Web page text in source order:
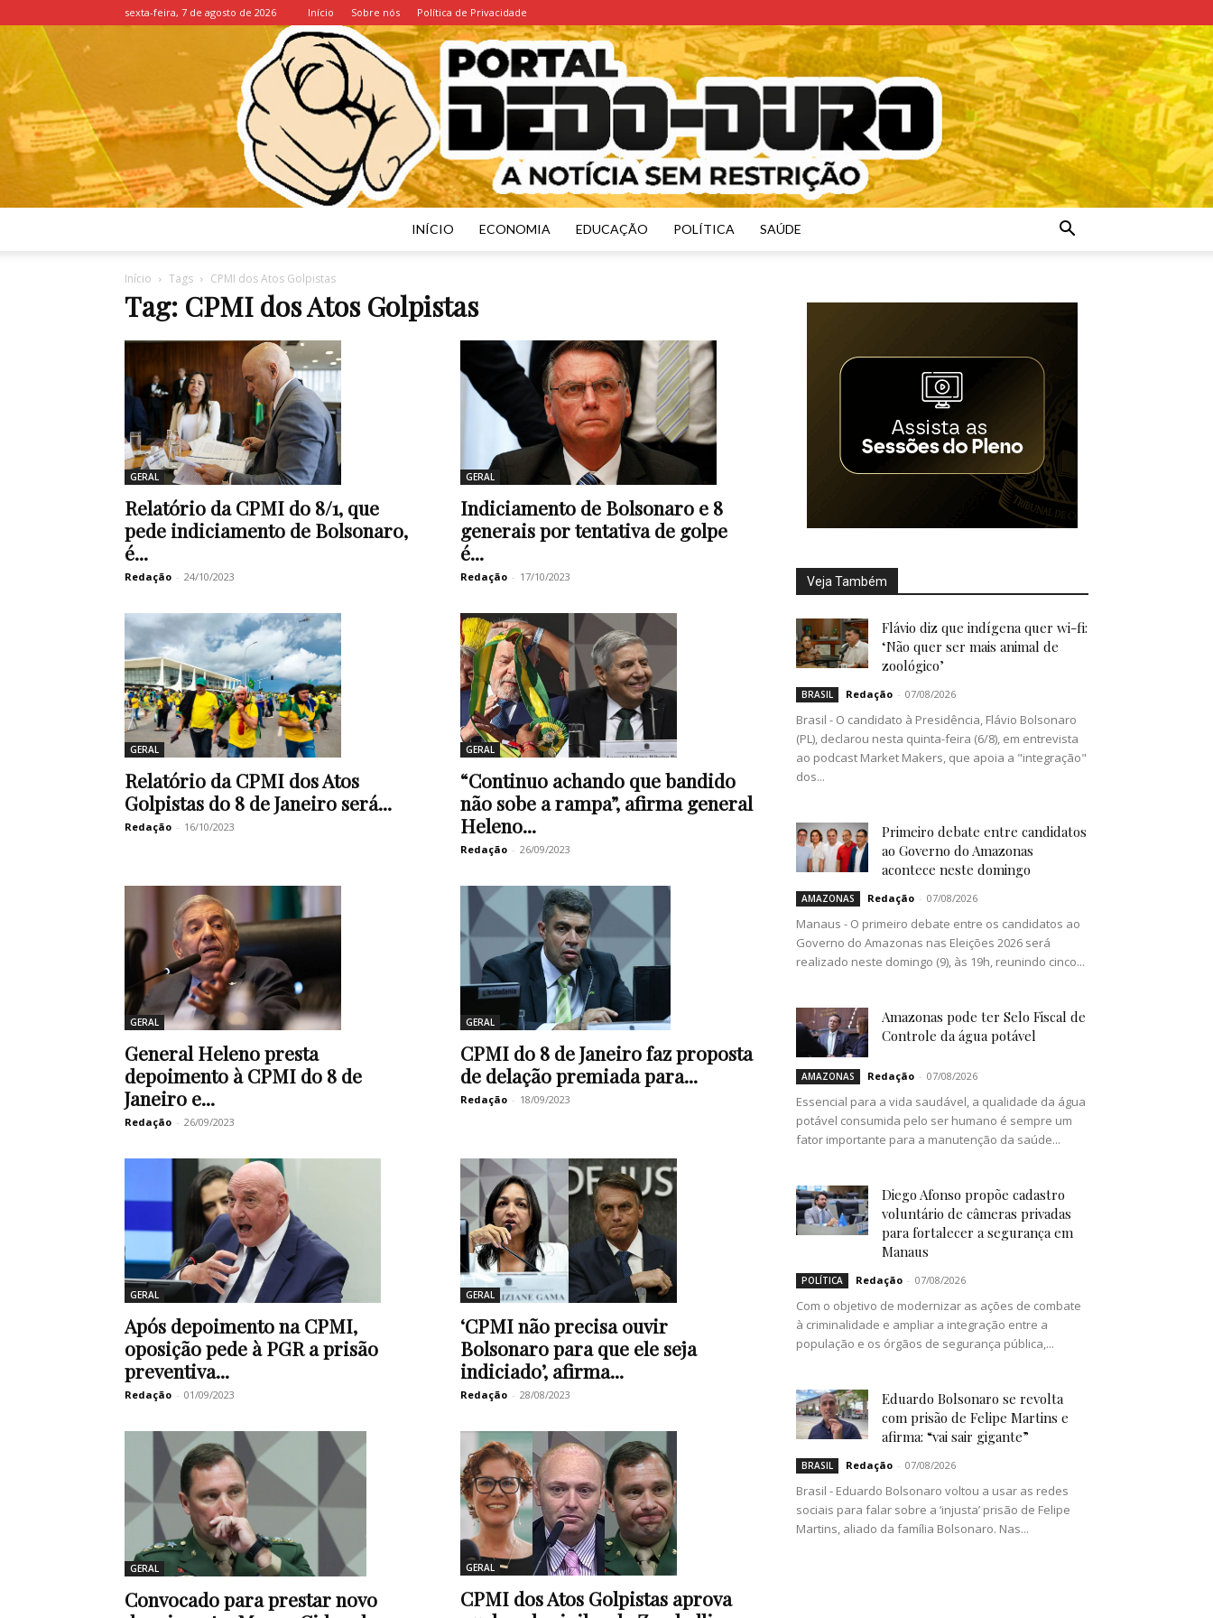
sexta-feira, 7 de agosto de 2026 Início Sobre nós Política de Privacidade
Dedo
Duro
INÍCIO ECONOMIA EDUCAÇÃO POLÍTICA SAÚDE
Início Tags CPMI dos Atos Golpistas
Tag: CPMI dos Atos Golpistas
GERAL
Relatório da CPMI do 8/1, que
pede indiciamento de Bolsonaro,
é...
Redação - 24/10/2023
GERAL
Indiciamento de Bolsonaro e 8
generais por tentativa de golpe
é...
Redação - 17/10/2023
GERAL
Relatório da CPMI dos Atos
Golpistas do 8 de Janeiro será...
Redação - 16/10/2023
GERAL
“Continuo achando que bandido
não sobe a rampa”, afirma general
Heleno...
Redação - 26/09/2023
GERAL
General Heleno presta
depoimento à CPMI do 8 de
Janeiro e...
Redação - 26/09/2023
GERAL
CPMI do 8 de Janeiro faz proposta
de delação premiada para...
Redação - 18/09/2023
GERAL
Após depoimento na CPMI,
oposição pede à PGR a prisão
preventiva...
Redação - 01/09/2023
GERAL
‘CPMI não precisa ouvir
Bolsonaro para que ele seja
indiciado’, afirma...
Redação - 28/08/2023
GERAL
Convocado para prestar novo
GERAL
CPMI dos Atos Golpistas aprova
Veja Também
Flávio diz que indígena quer wi-fi:
‘Não quer ser mais animal de
zoológico’
BRASIL Redação - 07/08/2026
Brasil - O candidato à Presidência, Flávio Bolsonaro
(PL), declarou nesta quinta-feira (6/8), em entrevista
ao podcast Market Makers, que apoia a "integração"
dos...
Primeiro debate entre candidatos
ao Governo do Amazonas
acontece neste domingo
AMAZONAS Redação - 07/08/2026
Manaus - O primeiro debate entre os candidatos ao
Governo do Amazonas nas Eleições 2026 será
realizado neste domingo (9), às 19h, reunindo cinco...
Amazonas pode ter Selo Fiscal de
Controle da água potável
AMAZONAS Redação - 07/08/2026
Essencial para a vida saudável, a qualidade da água
potável consumida pelo ser humano é sempre um
fator importante para a manutenção da saúde...
Diego Afonso propõe cadastro
voluntário de câmeras privadas
para fortalecer a segurança em
Manaus
POLÍTICA Redação - 07/08/2026
Com o objetivo de modernizar as ações de combate
à criminalidade e ampliar a integração entre a
população e os órgãos de segurança pública,...
Eduardo Bolsonaro se revolta
com prisão de Felipe Martins e
afirma: “vai sair gigante”
BRASIL Redação - 07/08/2026
Brasil - Eduardo Bolsonaro voltou a usar as redes
sociais para falar sobre a ‘injusta’ prisão de Felipe
Martins, aliado da família Bolsonaro. Nas...